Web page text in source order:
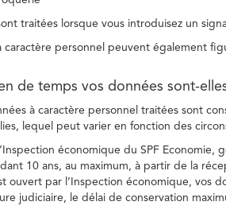
traitées lorsque vous introduisez un
caractère personnel peuvent également
de temps vos données sont-
à caractère personnel traitées sont
lequel peut varier en fonction des
économique du SPF
10 ans, au maximum, à partir de la
ouvert par l’Inspection économique, vos
judiciaire, le délai de conservation